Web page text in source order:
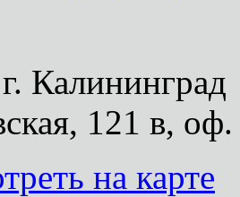
Калининград
121 в,
на карте